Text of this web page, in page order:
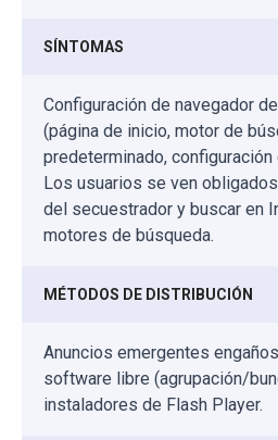
SÍNTOMAS
Configuración de navegador
(página de inicio, motor de
predeterminado, configuración
Los usuarios se ven
del secuestrador y buscar en
motores de búsqueda.
MÉTODOS DE DISTRIBUCIÓN
Anuncios emergentes
software libre (agrupación/
instaladores de Flash Player.